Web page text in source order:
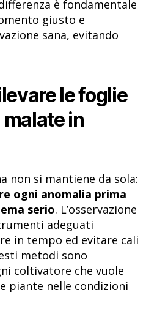
è fondamentale
giusto e
sana, evitando
le foglie
in
non si mantiene da sola:
ogni anomalia prima
serio. L’osservazione
adeguati
in tempo ed evitare cali
metodi sono
coltivatore che vuole
piante nelle condizioni